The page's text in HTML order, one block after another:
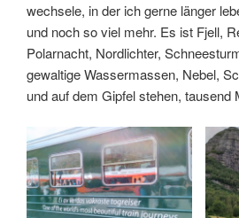
wechsele, in der ich gerne länger
und noch so viel mehr. Es ist Fjell,
Polarnacht, Nordlichter,
gewaltige Wassermassen, Nebel,
und auf dem Gipfel stehen, tausend